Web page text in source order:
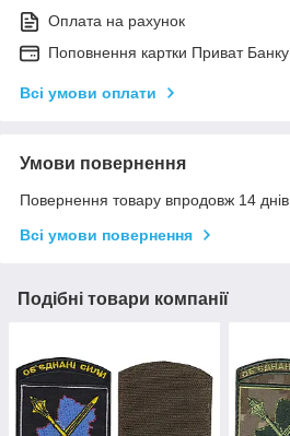
Оплата на рахунок
Поповнення картки Приват Банку
Всі умови оплати
Умови повернення
Повернення товару впродовж 14
Всі умови повернення
Подібні товари компанії